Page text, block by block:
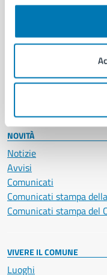
Documenti e certificati
Giustizia e sicurezza
Salute, benessere e
Servizi Cimiteriali
NOVITÀ
Notizie
Avvisi
Comunicati
Comunicati stampa
Comunicati stampa del
VIVERE IL COMUNE
Luoghi